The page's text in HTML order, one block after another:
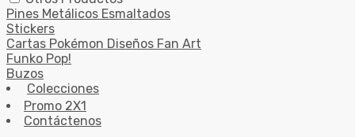
Pines Metálicos Esmaltados
Stickers
Cartas Pokémon Diseños Fan Art
Funko Pop!
Buzos
Colecciones
Promo 2X1
Contáctenos